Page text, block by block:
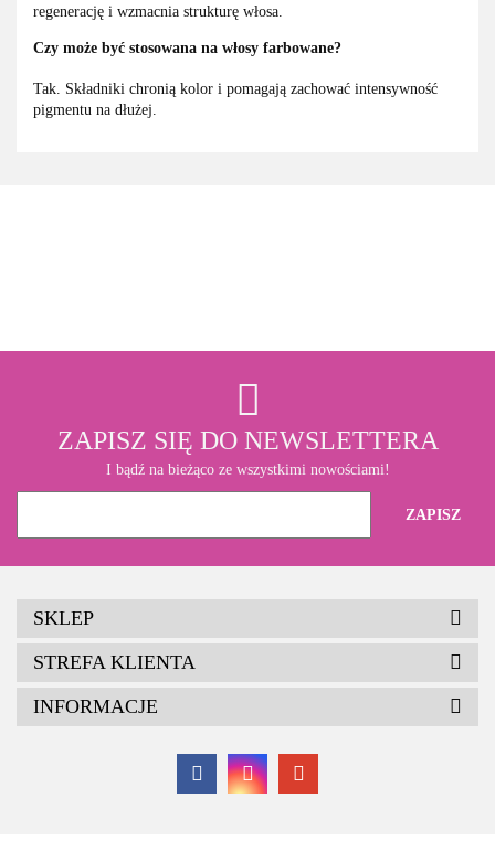
regenerację i wzmacnia strukturę włosa.
Czy może być stosowana na włosy farbowane?
Tak. Składniki chronią kolor i pomagają zachować intensywność
pigmentu na dłużej.
ZAPISZ SIĘ DO NEWSLETTERA
I bądź na bieżąco ze wszystkimi nowościami!
SKLEP
STREFA KLIENTA
INFORMACJE